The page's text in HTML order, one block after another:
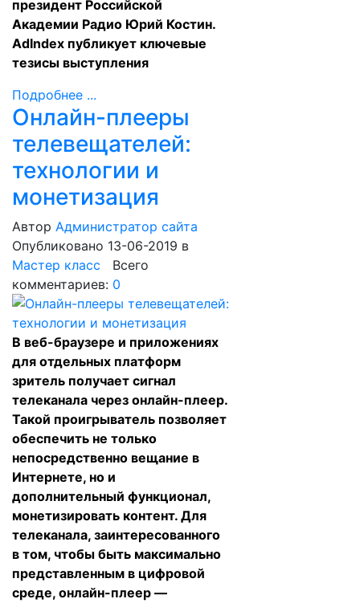
президент Российской
Академии Радио Юрий Костин.
AdIndex публикует ключевые
тезисы выступления
Подробнее ...
Онлайн-плееры
телевещателей:
технологии и
монетизация
Автор Администратор сайта
Опубликовано 13-06-2019 в
Мастер класс Всего
комментариев: 0
В веб-браузере и приложениях
для отдельных платформ
зритель получает сигнал
телеканала через онлайн-плеер.
Такой проигрыватель позволяет
обеспечить не только
непосредственно вещание в
Интернете, но и
дополнительный функционал,
монетизировать контент. Для
телеканала, заинтересованного
в том, чтобы быть максимально
представленным в цифровой
среде, онлайн-плеер —